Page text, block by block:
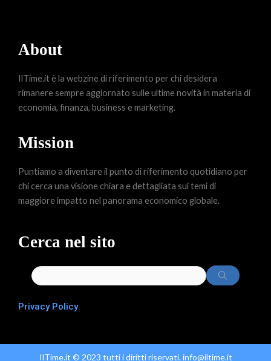
About
IlTime.it è la webzine di riferimento per chi desidera
rimanere sempre aggiornato sulle ultime novità in materia di
economia, finanza, business e marketing.
Mission
Puntiamo a diventare il punto di riferimento quotidiano per
chi cerca una visione chiara e dettagliata sui temi di
maggiore impatto nel panorama economico globale.
Cerca nel sito
Privacy Policy
IlTime.it © 2023 tutti i diritti riservati. info@iltime.it